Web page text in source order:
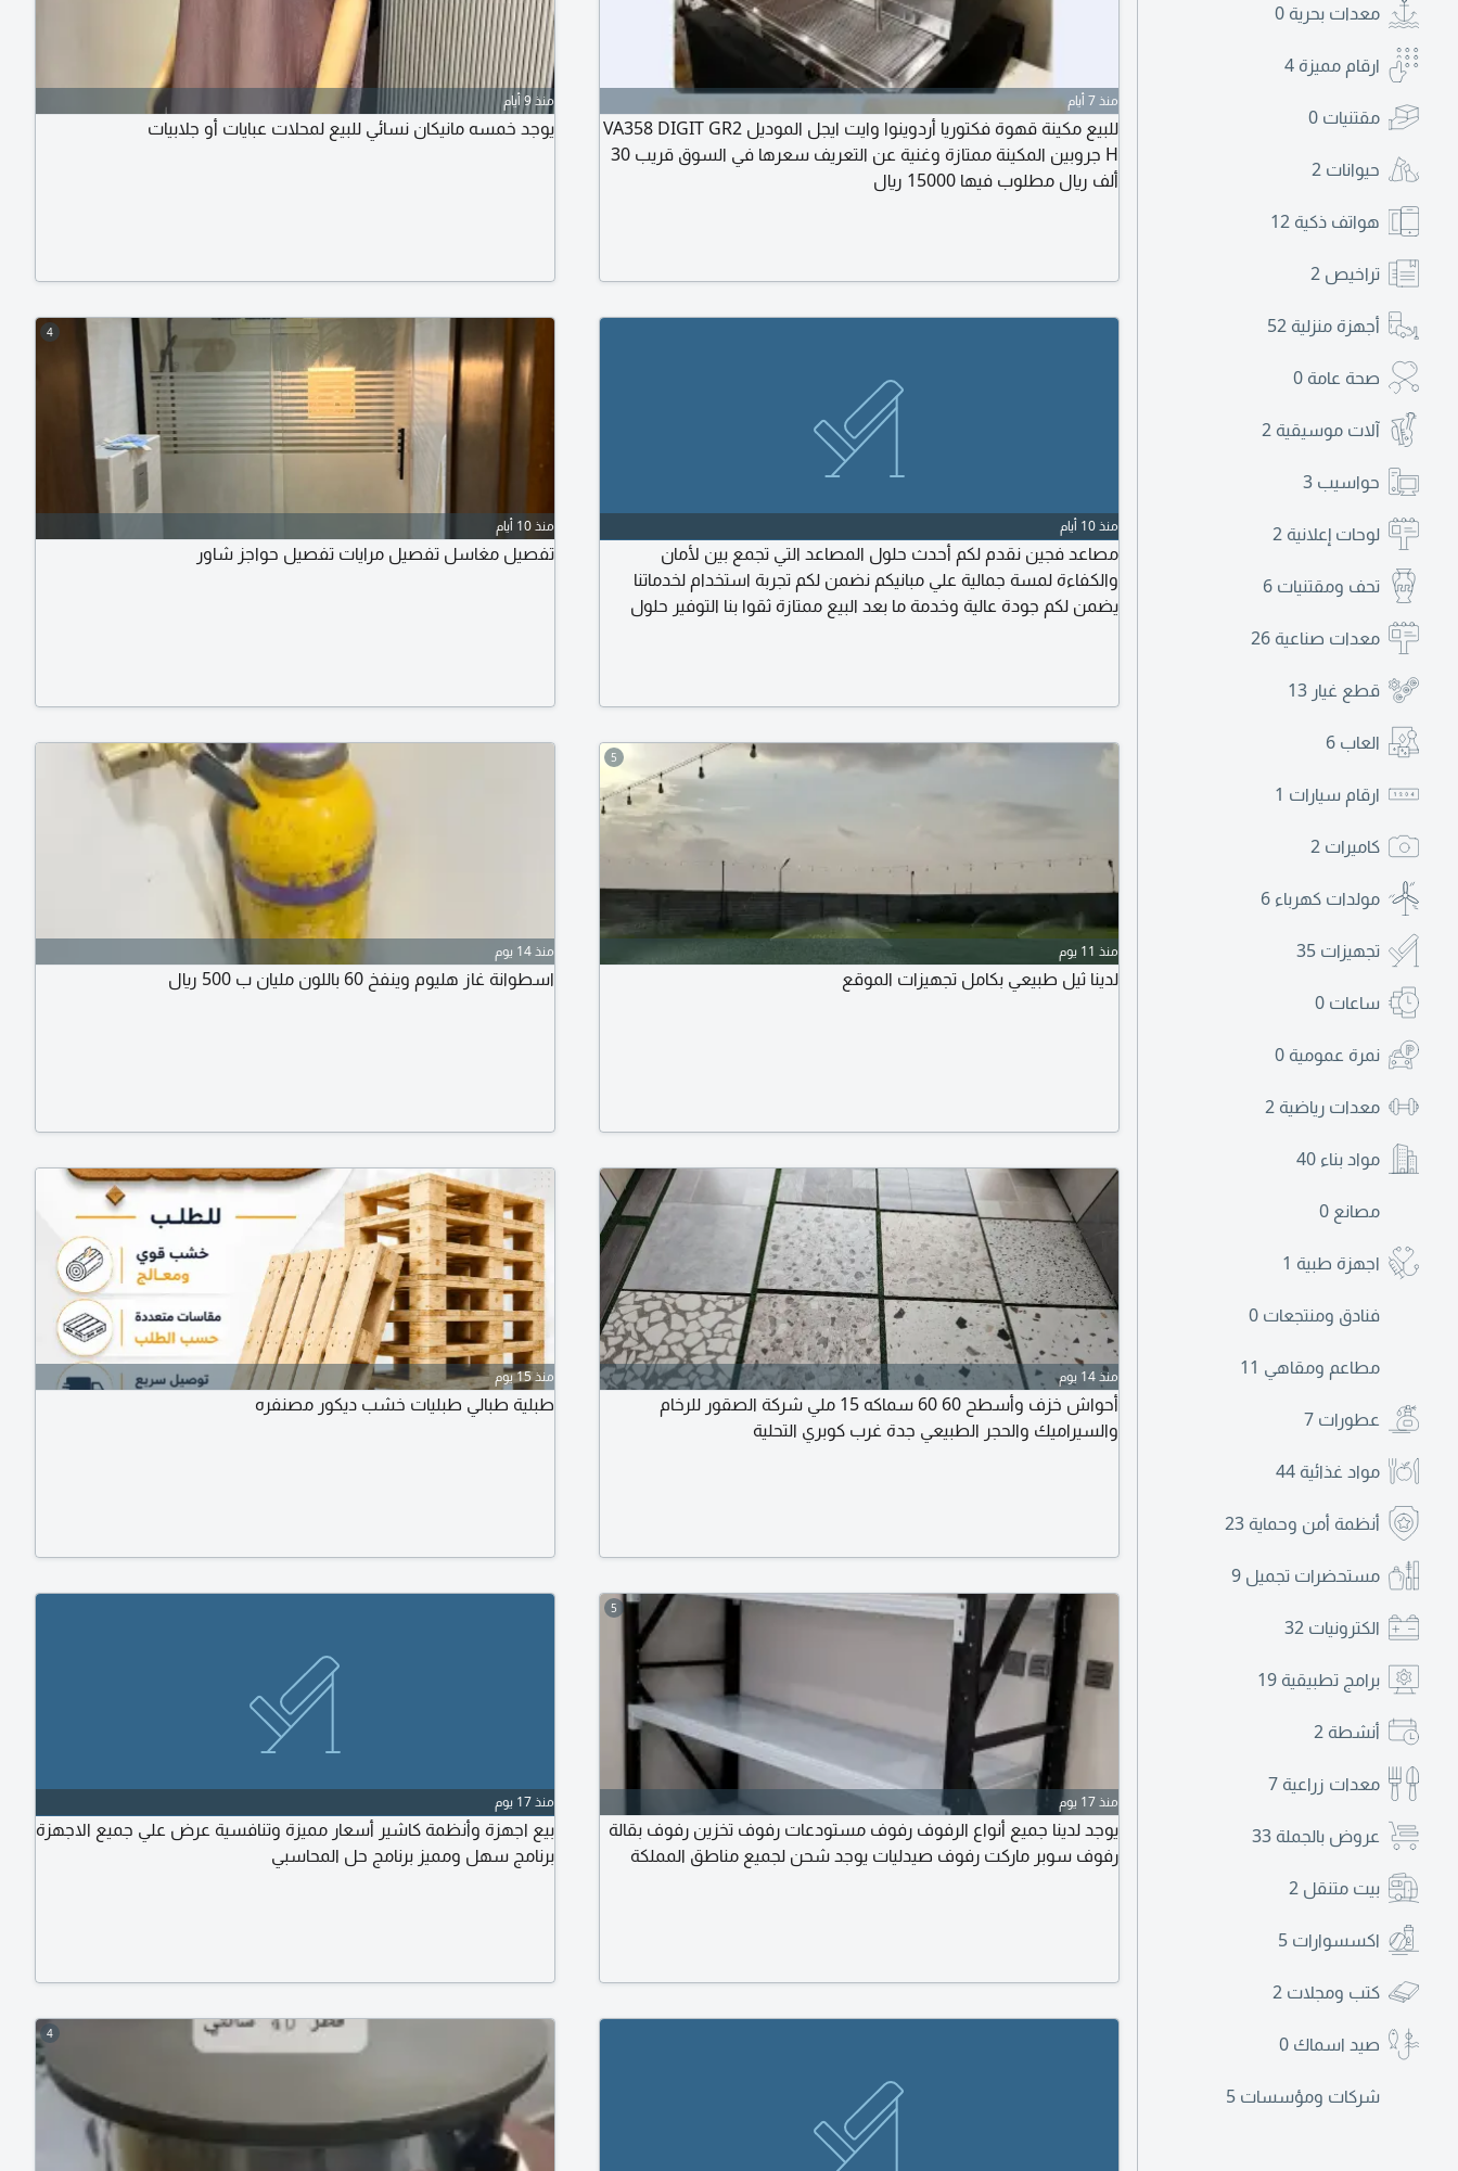
معدات بحرية 0
ارقام مميزة 4
مقتنيات 0
حيوانات 2
هواتف ذكية 12
تراخيص 2
أجهزة منزلية 52
صحة عامة 0
آلات موسيقية 2
حواسيب 3
لوحات إعلانية 2
تحف ومقتنيات 6
معدات صناعية 26
قطع غيار 13
العاب 6
ارقام سيارات 1
كاميرات 2
مولدات كهرباء 6
تجهيزات 35
ساعات 0
نمرة عمومية 0
معدات رياضية 2
مواد بناء 40
مصانع 0
اجهزة طبية 1
فنادق ومنتجعات 0
مطاعم ومقاهي 11
عطورات 7
مواد غذائية 44
أنظمة أمن وحماية 23
مستحضرات تجميل 9
الكترونيات 32
برامج تطبيقية 19
أنشطة 2
معدات زراعية 7
عروض بالجملة 33
بيت متنقل 2
اكسسوارات 5
كتب ومجلات 2
صيد اسماك 0
شركات ومؤسسات 5
منذ 7 أيام
للبيع مكينة قهوة فكتوريا أردوينوا وايت ايجل الموديل VA358 DIGIT GR2
H جروبين المكينة ممتازة وغنية عن التعريف سعرها في السوق قريب 30
ألف ريال مطلوب فيها 15000 ريال
منذ 9 أيام
يوجد خمسه مانيكان نسائي للبيع لمحلات عبايات أو جلابيات
منذ 10 أيام
مصاعد فجين نقدم لكم أحدث حلول المصاعد التي تجمع بين لأمان
والكفاءة لمسة جمالية علي مبانيكم نضمن لكم تجربة استخدام لخدماتنا
يضمن لكم جودة عالية وخدمة ما بعد البيع ممتازة ثقوا بنا التوفير حلول
4
منذ 10 أيام
تفصيل مغاسل تفصيل مرايات تفصيل حواجز شاور
5
منذ 11 يوم
لدينا ثيل طبيعي بكامل تجهيزات الموقع
منذ 14 يوم
اسطوانة غاز هليوم وينفخ 60 باللون مليان ب 500 ريال
منذ 14 يوم
أحواش خزف وأسطح 60 60 سماكه 15 ملي شركة الصقور للرخام
والسيراميك والحجر الطبيعي جدة غرب كوبري التحلية
منذ 15 يوم
طبلية طبالي طبليات خشب ديكور مصنفره
5
منذ 17 يوم
يوجد لدينا جميع أنواع الرفوف رفوف مستودعات رفوف تخزين رفوف بقالة
رفوف سوبر ماركت رفوف صيدليات يوجد شحن لجميع مناطق المملكة
منذ 17 يوم
بيع اجهزة وأنظمة كاشير أسعار مميزة وتنافسية عرض علي جميع الاجهزة
برنامج سهل ومميز برنامج حل المحاسبي
4